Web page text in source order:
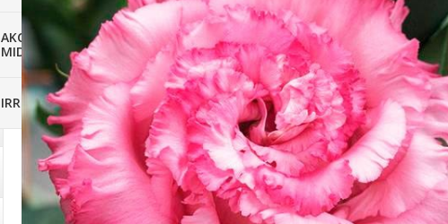
AKCIJAS komplekts - SOLIS 26 HST +
MID MOWER + piekabe
IRRITEC Pilienlaistīšanas komplekti
Pieteikties